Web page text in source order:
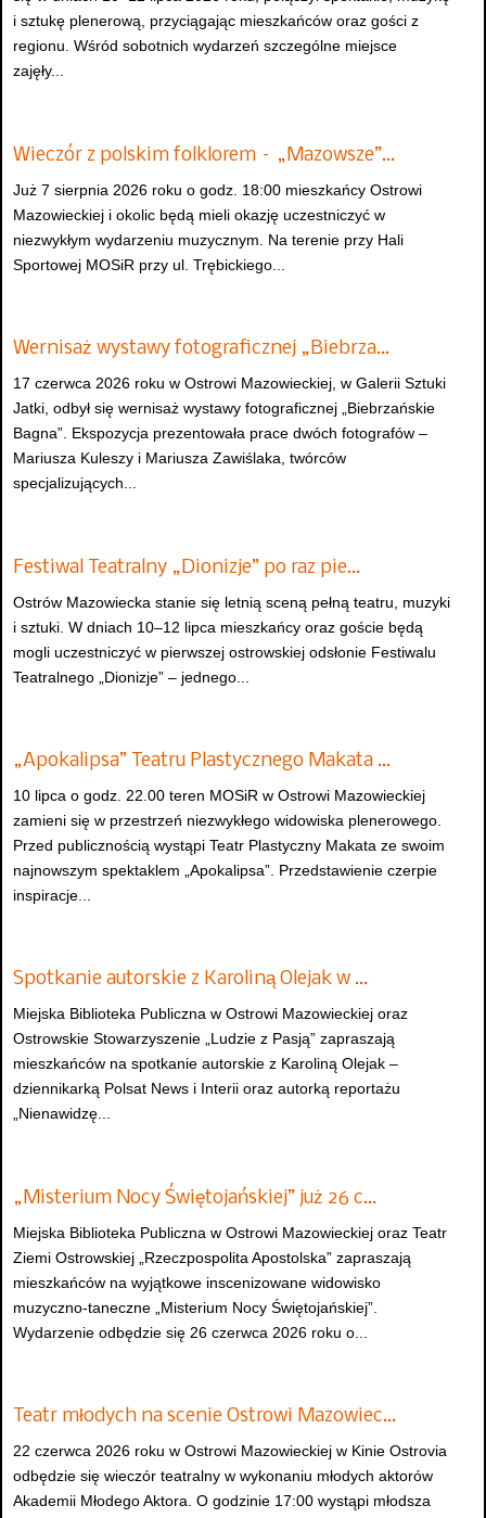
i sztukę plenerową, przyciągając mieszkańców oraz gości z
regionu. Wśród sobotnich wydarzeń szczególne miejsce
zajęły...
Wieczór z polskim folklorem – „Mazowsze”…
Już 7 sierpnia 2026 roku o godz. 18:00 mieszkańcy Ostrowi
Mazowieckiej i okolic będą mieli okazję uczestniczyć w
niezwykłym wydarzeniu muzycznym. Na terenie przy Hali
Sportowej MOSiR przy ul. Trębickiego...
Wernisaż wystawy fotograficznej „Biebrza…
17 czerwca 2026 roku w Ostrowi Mazowieckiej, w Galerii Sztuki
Jatki, odbył się wernisaż wystawy fotograficznej „Biebrzańskie
Bagna”. Ekspozycja prezentowała prace dwóch fotografów –
Mariusza Kuleszy i Mariusza Zawiślaka, twórców
specjalizujących...
Festiwal Teatralny „Dionizje” po raz pie…
Ostrów Mazowiecka stanie się letnią sceną pełną teatru, muzyki
i sztuki. W dniach 10–12 lipca mieszkańcy oraz goście będą
mogli uczestniczyć w pierwszej ostrowskiej odsłonie Festiwalu
Teatralnego „Dionizje” – jednego...
„Apokalipsa” Teatru Plastycznego Makata …
10 lipca o godz. 22.00 teren MOSiR w Ostrowi Mazowieckiej
zamieni się w przestrzeń niezwykłego widowiska plenerowego.
Przed publicznością wystąpi Teatr Plastyczny Makata ze swoim
najnowszym spektaklem „Apokalipsa”. Przedstawienie czerpie
inspiracje...
Spotkanie autorskie z Karoliną Olejak w …
Miejska Biblioteka Publiczna w Ostrowi Mazowieckiej oraz
Ostrowskie Stowarzyszenie „Ludzie z Pasją” zapraszają
mieszkańców na spotkanie autorskie z Karoliną Olejak –
dziennikarką Polsat News i Interii oraz autorką reportażu
„Nienawidzę...
„Misterium Nocy Świętojańskiej” już 26 c…
Miejska Biblioteka Publiczna w Ostrowi Mazowieckiej oraz Teatr
Ziemi Ostrowskiej „Rzeczpospolita Apostolska” zapraszają
mieszkańców na wyjątkowe inscenizowane widowisko
muzyczno-taneczne „Misterium Nocy Świętojańskiej”.
Wydarzenie odbędzie się 26 czerwca 2026 roku o...
Teatr młodych na scenie Ostrowi Mazowiec…
22 czerwca 2026 roku w Ostrowi Mazowieckiej w Kinie Ostrovia
odbędzie się wieczór teatralny w wykonaniu młodych aktorów
Akademii Młodego Aktora. O godzinie 17:00 wystąpi młodsza